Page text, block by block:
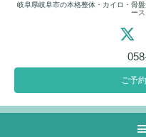
岐阜県岐阜市の本格整体・カイロ・骨
ー
ご予